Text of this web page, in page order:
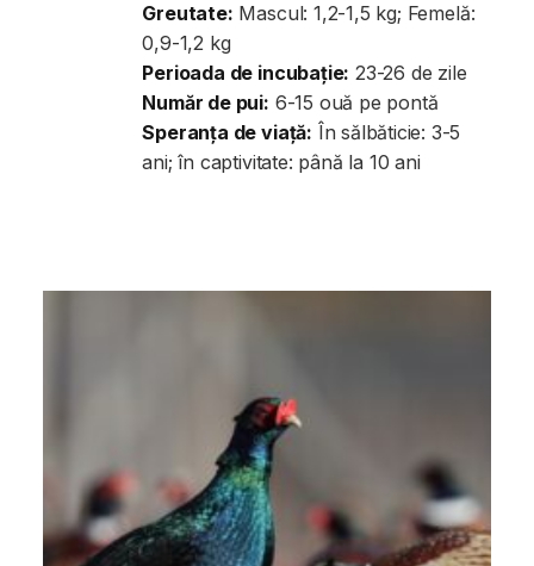
Greutate: Mascul: 1,2-1,5 kg; Femelă:
0,9-1,2 kg
Perioada de incubație: 23-26 de zile
Număr de pui: 6-15 ouă pe pontă
Speranța de viață: În sălbăticie: 3-5
ani; în captivitate: până la 10 ani